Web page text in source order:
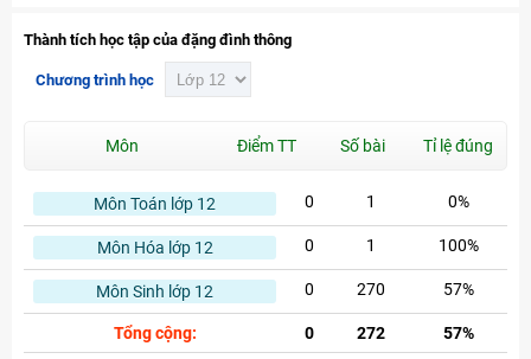
Thành tích học tập của đặng đình thông
Chương trình học
Môn Điểm TT Số bài Tỉ lệ đúng
Môn Toán lớp 12 0 1 0%
Môn Hóa lớp 12 0 1 100%
Môn Sinh lớp 12 0 270 57%
Tổng cộng: 0 272 57%